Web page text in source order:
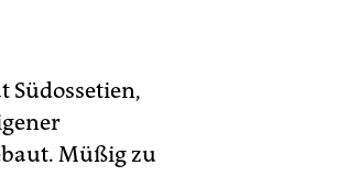
Südossetien,
Müßig zu